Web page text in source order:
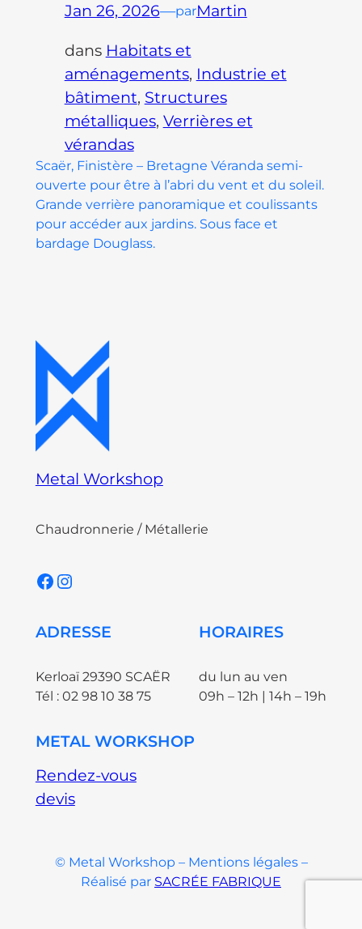
Jan 26, 2026—parMartin
dans Habitats et
aménagements, Industrie et
bâtiment, Structures
métalliques, Verrières et
vérandas
Scaër, Finistère – Bretagne Véranda semi-
ouverte pour être à l’abri du vent et du soleil.
Grande verrière panoramique et coulissants
pour accéder aux jardins. Sous face et
bardage Douglass.
Metal Workshop
Chaudronnerie / Métallerie
Facebook Instagram
ADRESSE
Kerloaï 29390 SCAËR
Tél : 02 98 10 38 75
HORAIRES
du lun au ven
09h – 12h | 14h – 19h
METAL WORKSHOP
Rendez-vous
devis
© Metal Workshop – Mentions légales –
Réalisé par SACRÉE FABRIQUE